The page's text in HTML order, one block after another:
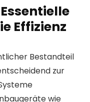
Effizienz
Bestandteil
zur
wie